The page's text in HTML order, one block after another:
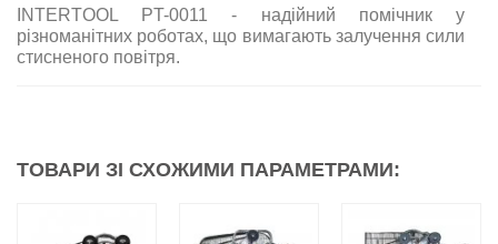
INTERTOOL PT-0011 - надійний помічник у
різноманітних роботах, що вимагають залучення сили
стисненого повітря.
ТОВАРИ ЗІ СХОЖИМИ ПАРАМЕТРАМИ: